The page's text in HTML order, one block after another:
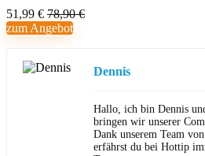
51,99 € 78,90 €
zum Angebot
Dennis
Hallo, ich bin Dennis
bringen wir unserer
Dank unserem Team
erfährst du bei Hottip